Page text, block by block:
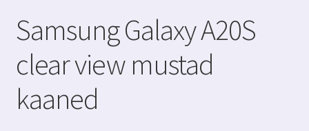
Samsung Galaxy A20S
clear view mustad
kaaned